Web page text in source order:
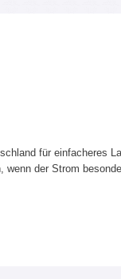
für einfacheres
der Strom